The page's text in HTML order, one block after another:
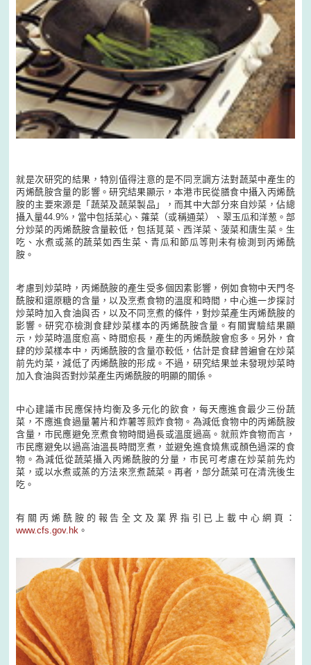
就是次研究的結果，特別值得注意的是不同烹調方法對蔬菜中產生的
丙烯酰胺含量的影響。研究結果顯示，本港市民從膳食中攝入丙烯酰
胺的主要來源是「蔬菜及蔬菜製品」，而其中大部分來自炒菜，佔總
攝入量44.9%，當中包括菜心、蕹菜（或稱通菜）、翠玉瓜和洋葱。部
分炒菜的丙烯酰胺含量較低，包括莧菜、西洋菜、菠菜和唐生菜。生
吃、水煮或蒸的蔬菜如西生菜、青瓜和節瓜等則未有檢測到丙烯酰
胺。
考慮到炒菜時，丙烯酰胺的產生受多個因素影響，例如食物中天門冬
酰胺和還原糖的含量，以及烹煮食物的溫度和時間，中心進一步探討
炒菜時加入食油與否，以及不同烹煮的條件，對炒菜產生丙烯酰胺的
影響。研究亦檢測食肆炒菜樣本的丙烯酰胺含量。有關實驗結果顯
示，炒菜時溫度愈高、時間愈長，產生的丙烯酰胺會愈多。另外，食
肆的炒菜樣本中，丙烯酰胺的含量亦較低，估計是食肆普遍會在炒菜
前先灼菜，減低了丙烯酰胺的形成。不過，研究結果並未發現炒菜時
加入食油與否對炒菜產生丙烯酰胺的明顯的關係。
中心建議市民應保持均衡及多元化的飲食，每天應進食最少三份蔬
菜，不應進食過量薯片和炸薯等煎炸食物。為減低食物中的丙烯酰胺
含量，市民應避免烹煮食物時間過長或溫度過高。就煎炸食物而言，
市民應避免以過高油溫長時間烹煮，並避免進食燒焦或顏色過深的食
物。為減低從蔬菜攝入丙烯酰胺的分量，市民可考慮在炒菜前先灼
菜，或以水煮或蒸的方法來烹煮蔬菜。再者，部分蔬菜可在清洗後生
吃。
有關丙烯酰胺的報告全文及業界指引已上載中心網頁：
www.cfs.gov.hk 。